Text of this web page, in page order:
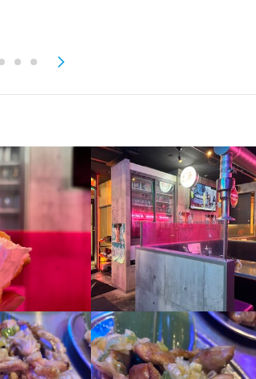
く長く続けられます。
の知識 ウイスキーの知識 肉の知識 魚の知識
野菜の知識
出店開業ノウハウ 店舗運営
メニュー開発
も充実。髪型や服装、ネイルなども自由なので
ランチのみなど柔軟に選べます。終電考慮やダ
しながら無理なく働けます。長期勤務も大歓迎
の知識 魚の知識 食器の知識
サービスマナー
目利き